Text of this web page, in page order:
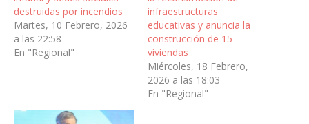
destruidas por incendios
Martes, 10 Febrero, 2026
a las 22:58
En "Regional"
infraestructuras
educativas y anuncia la
construcción de 15
viviendas
Miércoles, 18 Febrero,
2026 a las 18:03
En "Regional"